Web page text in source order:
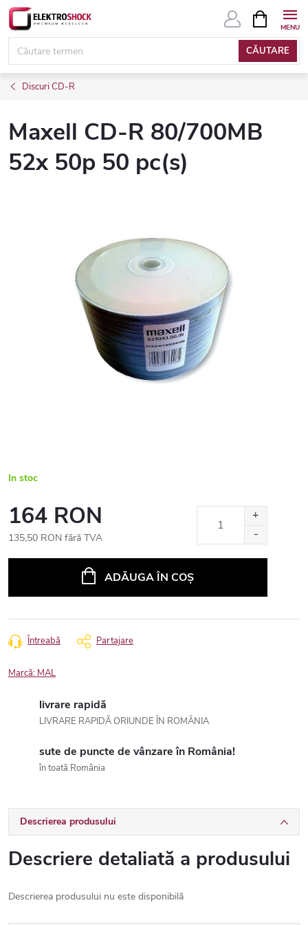
Treci
conținut
CĂUTARE
COŞ
DE
Discuri CD-R
Maxell CD-R 80/700MB
52x 50p 50 pc(s)
In stoc
164 RON
135,50 RON fără TVA
ADĂUGA ÎN COŞ
Întreabă Partajare
Marcă: MAL
livrare rapidă
LIVRARE RAPIDĂ ORIUNDE ÎN ROMÂNIA
sute de puncte de vânzare în România!
în toată România
Descrierea produsului
Descriere detaliată a produsului
Descrierea produsului nu este disponibilă